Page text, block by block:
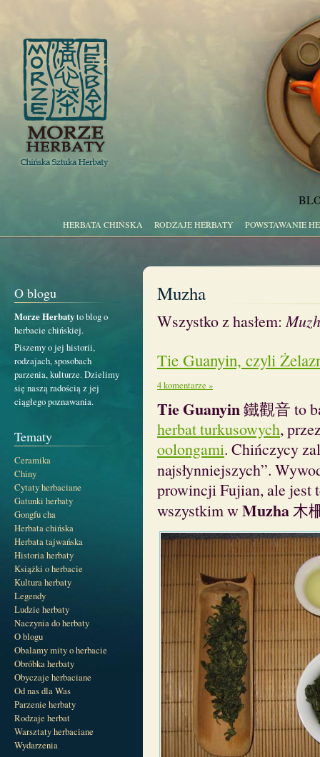
HERBATA CHIŃSKA RODZAJE HERBATY POWSTAWANIE
O blogu
Morze Herbatyto blog o
herbacie chińskiej.
Piszemy o jej historii,
rodzajach, sposobach
parzenia, kulturze. Dzielimy
się naszą radością z jej
ciągłego poznawania.
Tematy
Ceramika
Chiny
Cytaty herbaciane
Gatunki herbaty
Gongfu cha
Herbata chińska
Herbata tajwańska
Historia herbaty
Książki o herbacie
Kultura herbaty
Legendy
Ludzie herbaty
Naczynia do herbaty
O blogu
Obalamy mity o herbacie
Obróbka herbaty
Obyczaje herbaciane
Od nas dla Was
Parzenie herbaty
Rodzaje herbat
Warsztaty herbaciane
Wydarzenia
Muzha
Wszystko z hasłem:
Tie Guanyin, czyli
4 komentarze »
Tie Guanyin鐵觀音 to
herbat turkusowych,
oolongami. Chińczycy
najsłynniejszych”.
prowincji Fujian, ale jest
wszystkim w Muzha木